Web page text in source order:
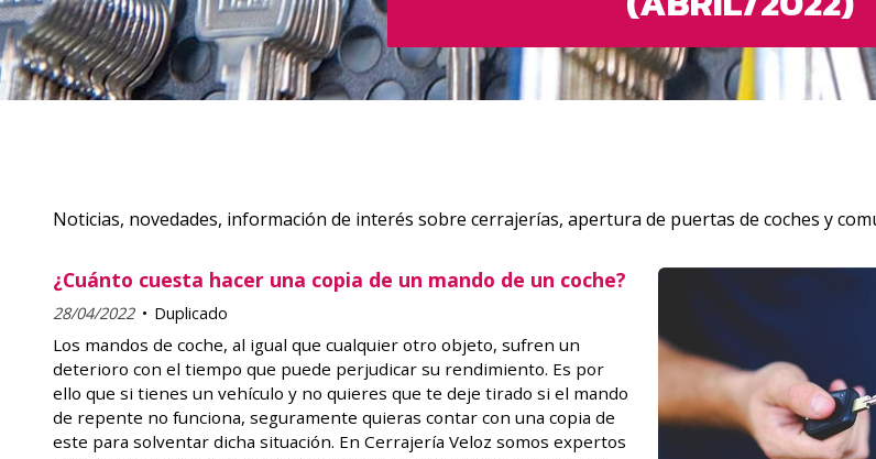
Noticias, novedades, información de interés sobre cerrajerías, apertura de puertas de coches y
¿Cuánto cuesta hacer una copia de un mando de un coche?
28/04/2022 Duplicado
Los mandos de coche, al igual que cualquier otro objeto, sufren un
deterioro con el tiempo que puede perjudicar su rendimiento. Es por
ello que si tienes un vehículo y no quieres que te deje tirado si el mando
de repente no funciona, seguramente quieras contar con una copia de
este para solventar dicha situación. En Cerrajería Veloz somos expertos